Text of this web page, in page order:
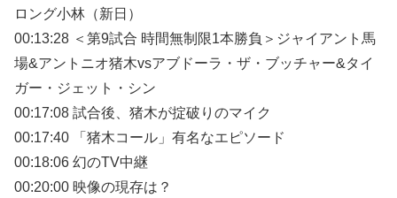
ロング小林（新日）
00:13:28 ＜第9試合 時間無制限1本勝負＞ジャイアント馬
場&アントニオ猪木vsアブドーラ・ザ・ブッチャー&タイ
ガー・ジェット・シン
00:17:08 試合後、猪木が掟破りのマイク
00:17:40 「猪木コール」有名なエピソード
00:18:06 幻のTV中継
00:20:00 映像の現存は？